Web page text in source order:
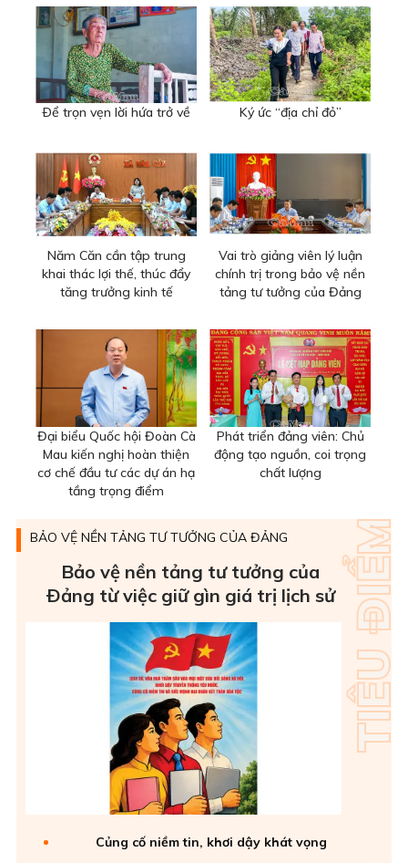
Ðể trọn vẹn lời hứa trở về Ký ức “địa chỉ đỏ”
Năm Căn cần tập trung
khai thác lợi thế, thúc đẩy
tăng trưởng kinh tế
Vai trò giảng viên lý luận
chính trị trong bảo vệ nền
tảng tư tưởng của Đảng
Đại biểu Quốc hội Đoàn Cà
Mau kiến nghị hoàn thiện
cơ chế đầu tư các dự án hạ
tầng trọng điểm
Phát triển đảng viên: Chủ
động tạo nguồn, coi trọng
chất lượng
BẢO VỆ NỀN TẢNG TƯ TƯỞNG CỦA ĐẢNG
Bảo vệ nền tảng tư tưởng của
Ðảng từ việc giữ gìn giá trị lịch sử
Củng cố niềm tin, khơi dậy khát vọng